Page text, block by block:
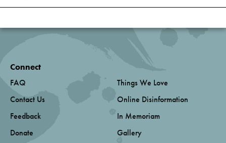
Connect
FAQ
Contact Us
Feedback
Donate
Things We Love
Online Disinformation
In Memoriam
Gallery